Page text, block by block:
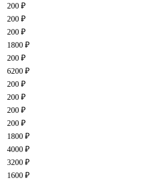
200 ₽
200 ₽
200 ₽
1800 ₽
200 ₽
6200 ₽
200 ₽
200 ₽
200 ₽
200 ₽
1800 ₽
4000 ₽
3200 ₽
1600 ₽